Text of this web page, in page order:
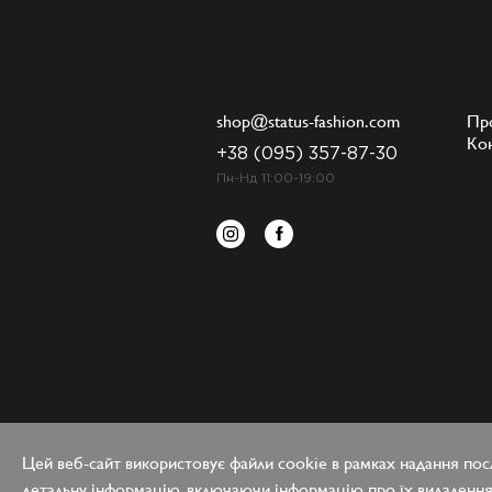
shop@status-fashion.com
+38 (095) 357-87-30
Пн-Нд 11:00-19:00
Цей веб-сайт використовує файли cookie в рамках надання